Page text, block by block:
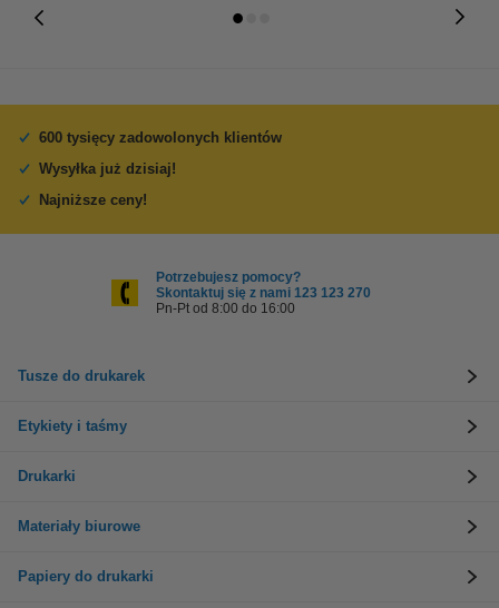
600 tysięcy zadowolonych klientów
Wysyłka już dzisiaj!
Najniższe ceny!
Potrzebujesz pomocy?
Skontaktuj się z nami 123 123 270
Pn-Pt od 8:00 do 16:00
Tusze do drukarek
Etykiety i taśmy
Drukarki
Materiały biurowe
Papiery do drukarki